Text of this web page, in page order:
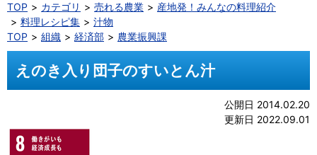
TOP
カテゴリ 売れる農業
産地発！みんなの料理紹介
料理レシピ集
汁物
TOP
組織 経済部 農業振興課
えのき入り団子のすいとん汁
公開日 2014.02.20
更新日 2022.09.01